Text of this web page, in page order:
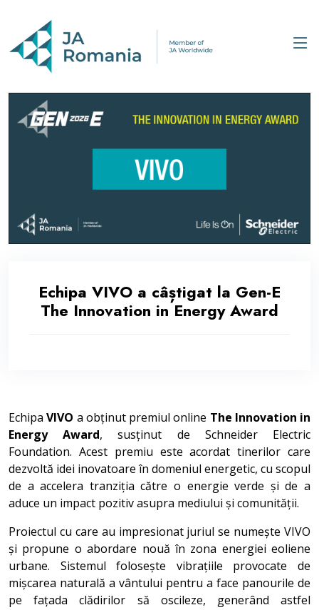
Echipa VIVO a câștigat la Gen-E
The Innovation in Energy Award
EchipaVIVO a obținut premiul online The Innovation in
Energy Award, susținut de Schneider Electric
Foundation. Acest premiu este acordat tinerilor care
dezvoltă idei inovatoare în domeniul energetic, cu scopul
de a accelera tranziția către o energie verde și de a
aduce un impact pozitiv asupra mediului și comunității.
Proiectul cu care au impresionat juriul se numește VIVO
și propune o abordare nouă în zona energiei eoliene
urbane. Sistemul folosește vibrațiile provocate de
mișcarea naturală a vântului pentru a face panourile de
pe fațada clădirilor să oscileze, generând astfel